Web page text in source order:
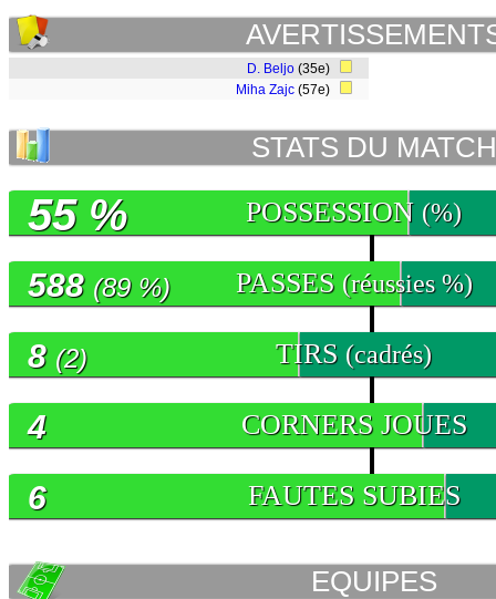
D. Beljo (35e)
Miha Zajc (57e)
STATS DU MATCH
POSSESSION (%)
55 %
PASSES (réussies %)
588 (89 %)
TIRS (cadrés)
8 (2)
CORNERS JOUES
4
FAUTES SUBIES
6
EQUIPES